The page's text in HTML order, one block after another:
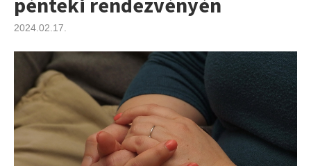
2024.02.17.